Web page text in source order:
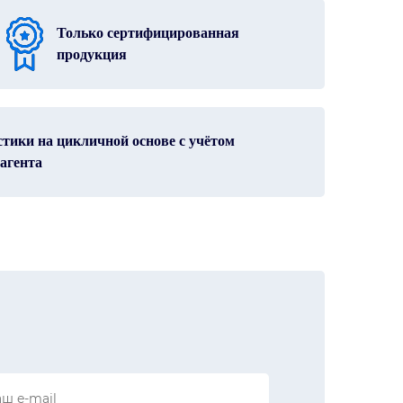
Только сертифицированная
продукция
на цикличной основе с учётом